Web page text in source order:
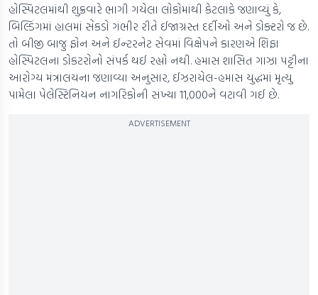
હોસ્પિટલમાંથી શુક્રવારે ભાગી ગયેલા લોકોમાંથી કેટલાકે જણાવ્યું કે,
બિલ્ડિંગમાં હાલમાં સેંકડો ગંભીર રીતે ઈજાગ્રસ્ત દર્દીઓ અને ડોક્ટરો જ છે.
તો બીજી બાજુ ફોન અને ઈન્ટરનેટ સેવમાં વિક્ષેપને કારણએ શિફા
હોસ્પિટલના ડોકટરોનો સંપર્ક થઈ રહ્યો નથી. હમાસ શાસિત ગાઝા પટ્ટીના
આરોગ્ય મંત્રાલયના જણાવ્યા અનુસાર, ઈઝરાયેલ-હમાસ યુદ્ધમાં મૃત્યુ
પામેલા પેલેસ્ટિનિયન નાગરિકોની સંખ્યા 11,000ને વટાવી ગઈ છે.
ADVERTISEMENT